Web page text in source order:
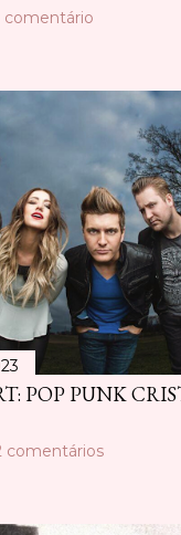
comentário
POP PUNK
comentários